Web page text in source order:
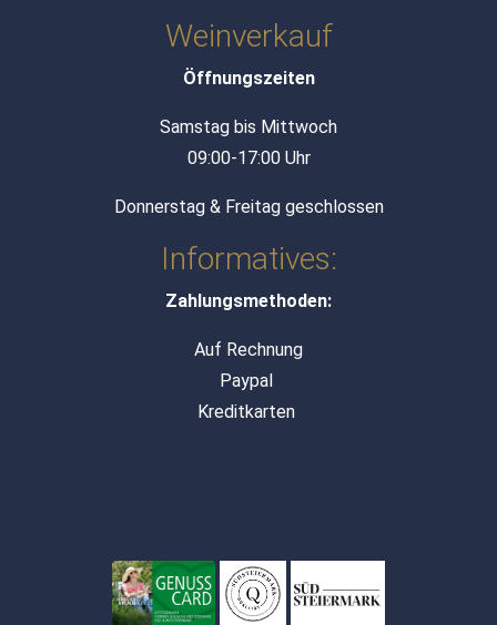
Weinverkauf
Öffnungszeiten
Samstag bis Mittwoch
09:00-17:00 Uhr
Donnerstag & Freitag geschlossen
Informatives:
Zahlungsmethoden:
Auf Rechnung
Paypal
Kreditkarten